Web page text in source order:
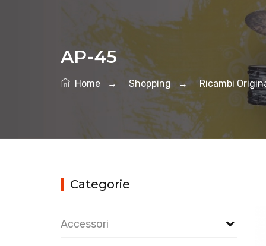
AP-45
Home → Shopping → Ricambi
Categorie
Accessori